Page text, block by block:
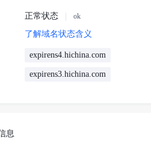
正常状态 ok
了解域名状态含义
expirens4.hichina.com
expirens3.hichina.com
息